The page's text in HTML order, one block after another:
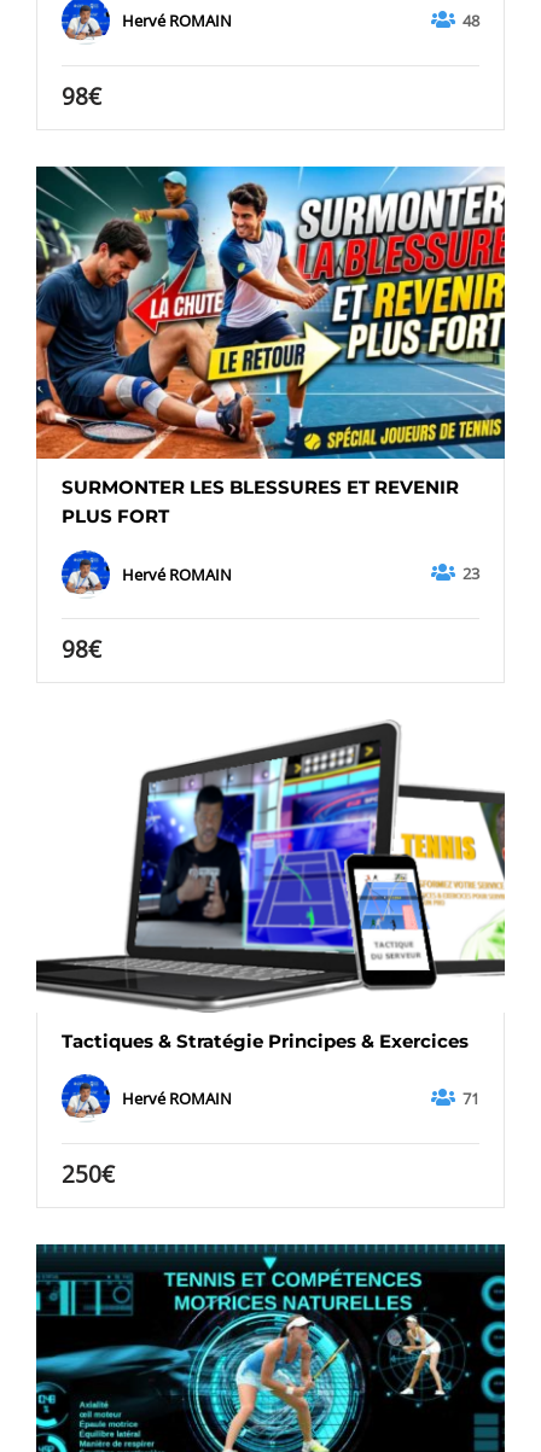
Hervé ROMAIN 48
98€
SURMONTER LES BLESSURES ET REVENIR
PLUS FORT
Hervé ROMAIN 23
98€
Tactiques & Stratégie Principes & Exercices
Hervé ROMAIN 71
250€